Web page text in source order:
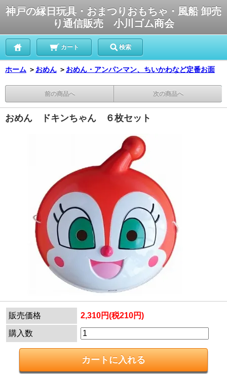
神戸の縁日玩具・おまつりおもちゃ・風船 卸売
り通信販売 小川ゴム商会
カート 検索
ホーム ＞ おめん ＞ おめん・アンパンマン、ちいかわなど定番お面
前の商品へ 次の商品へ
おめん ドキンちゃん ６枚セット
販売価格 2,310円(税210円)
購入数